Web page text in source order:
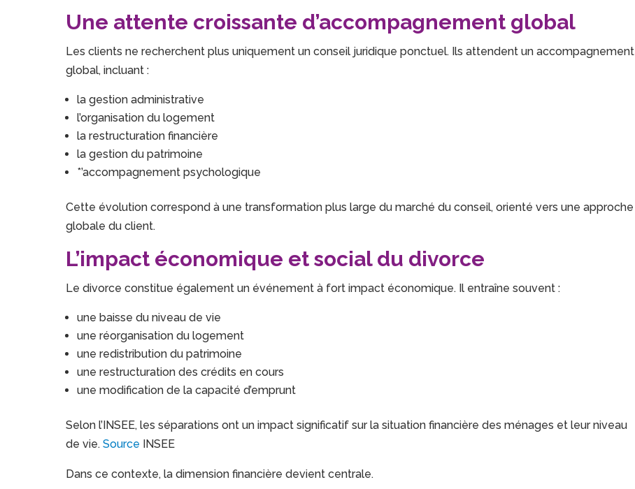
Une attente croissante d’accompagnement global
Les clients ne recherchent plus uniquement un conseil juridique ponctuel. Ils attendent un accompagnement
global, incluant :
la gestion administrative
l’organisation du logement
la restructuration financière
la gestion du patrimoine
*’accompagnement psychologique
Cette évolution correspond à une transformation plus large du marché du conseil, orienté vers une approche
globale du client.
L’impact économique et social du divorce
Le divorce constitue également un événement à fort impact économique. Il entraîne souvent :
une baisse du niveau de vie
une réorganisation du logement
une redistribution du patrimoine
une restructuration des crédits en cours
une modification de la capacité d’emprunt
Selon l’INSEE, les séparations ont un impact significatif sur la situation financière des ménages et leur niveau
de vie.Source INSEE
Dans ce contexte, la dimension financière devient centrale.